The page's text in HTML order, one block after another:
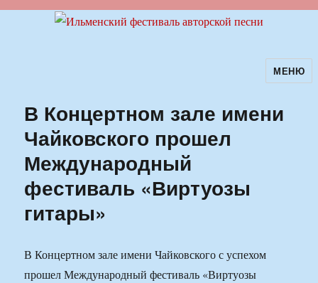
Ильменский фестиваль авторскойМЕНЮ
В Концертном зале имени
Чайковского прошел
Международный
фестиваль «Виртуозы
гитары»
В Концертном зале имени Чайковского с успехом
прошел Международный фестиваль «Виртуозы